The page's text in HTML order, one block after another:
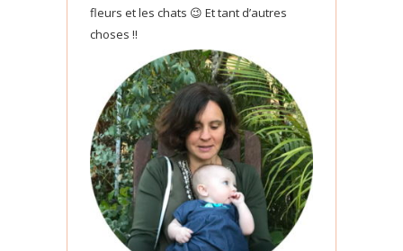
fleurs et les chats 😉 Et tant d’autres
choses !!